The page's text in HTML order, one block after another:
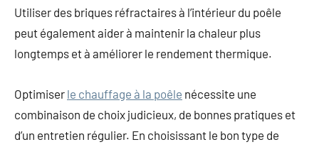
Utiliser des briques réfractaires à l’intérieur du poêle
peut également aider à maintenir la chaleur plus
longtemps et à améliorer le rendement thermique.
Optimiser le chauffage à la poêle nécessite une
combinaison de choix judicieux, de bonnes pratiques et
d’un entretien régulier. En choisissant le bon type de